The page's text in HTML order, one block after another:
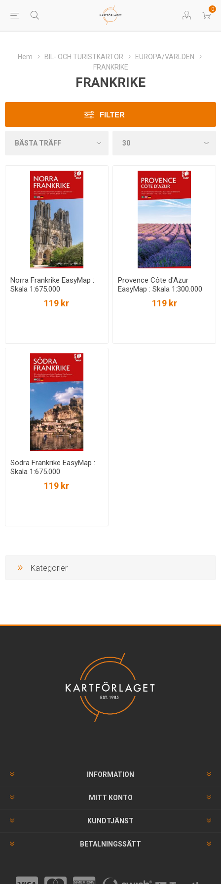
0
Hem BIL- OCH TURISTKARTOR
EUROPA/VÄRLDEN
FRANKRIKE
FRANKRIKE
FILTER
Norra Frankrike EasyMap :
Skala 1:675.000
119 kr
Provence Côte d'Azur
EasyMap : Skala 1:300.000
119 kr
Södra Frankrike EasyMap :
Skala 1:675.000
119 kr
Kategorier
INFORMATION
MITT KONTO
KUNDTJÄNST
BETALNINGSSÄTT